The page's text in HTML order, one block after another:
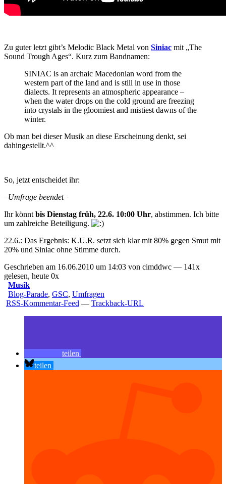
Zu guter letzt gibt’s Melodic Black Metal von Siniac mit „The
Sound Trough Ages“. Kurz zum Bandnamen:
SINIAC is an archaic Macedonian word from the
western part of the land and is still in use in those
dialects. It represents an atmospheric appearance –
when the water drops on the cold ground are freezing
into crystals in the gloomiest and mistiest dawns of the
winter.
Ob man bei dieser Musik an diese Erscheinung denkt, sei
dahingestellt.^^
So, jetzt entscheidet ihr:
–Umfrage beendet–
Ihr könnt bis Dienstag früh, 22.6. 10:00 Uhr, abstimmen. Ich bitte
um zahlreiche Beteiligung.
22.6.: Das Ergebnis: K.U.R. setzt sich klar mit 80% gegen Smut mit
20% und Siniac ohne Stimme durch.
Geschrieben am 16.06.2010 um 14:03 von cimddwc — 141x
gelesen, heute 0x
Musik
Blog-Parade, GSC, Umfragen
RSS-Kommentar-Feed — Trackback-URL
teilen
teilen